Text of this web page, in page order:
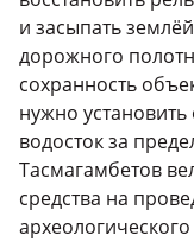
и засыпать
дорожного
сохранность
нужно
водосток за
Тасмагамбетов
средства на